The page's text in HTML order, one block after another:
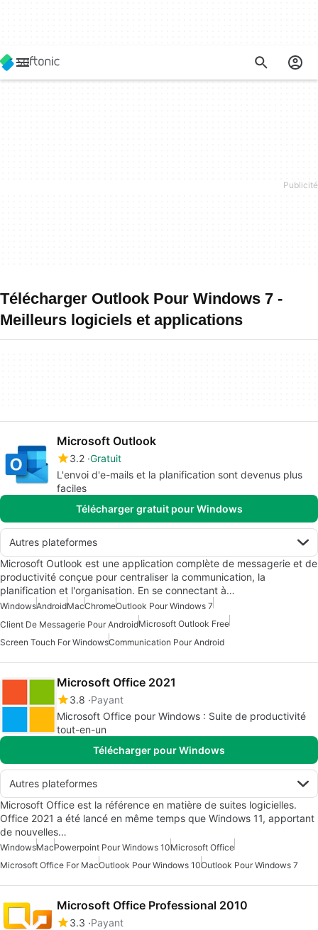
Télécharger Outlook Pour Windows 7 -
Meilleurs logiciels et applications
Microsoft Outlook
3.2 Gratuit
L'envoi d'e-mails et la planification sont devenus plus
faciles
Télécharger gratuit pour Windows
Autres plateformes
Microsoft Outlook est une application complète de messagerie et de
productivité conçue pour centraliser la communication, la
planification et l'organisation. En se connectant à…
WindowsAndroidMacChromeOutlook Pour Windows 7
Client De Messagerie Pour AndroidMicrosoft Outlook Free
Screen Touch For WindowsCommunication Pour Android
Microsoft Office 2021
3.8 Payant
Microsoft Office pour Windows : Suite de productivité
tout-en-un
Télécharger pour Windows
Autres plateformes
Microsoft Office est la référence en matière de suites logicielles.
Office 2021 a été lancé en même temps que Windows 11, apportant
de nouvelles…
WindowsMacPowerpoint Pour Windows 10Microsoft Office
Microsoft Office For MacOutlook Pour Windows 10Outlook Pour Windows 7
Microsoft Office Professional 2010
3.3 Payant